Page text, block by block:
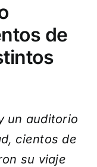
de
un auditorio
cientos de
su viaje